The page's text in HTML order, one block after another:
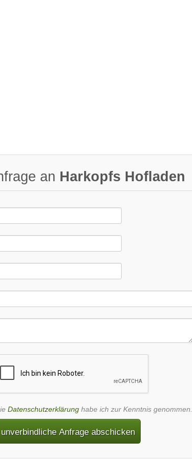
an Harkopfs Hofladen
Datenschutzerklärung habe ich zur Kenntnis genommen.
unverbindliche Anfrage abschicken